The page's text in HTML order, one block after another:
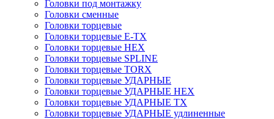
Головки под монтажку
Головки сменные
Головки торцевые
Головки торцевые E-TX
Головки торцевые HEX
Головки торцевые SPLINE
Головки торцевые TORX
Головки торцевые УДАРНЫЕ
Головки торцевые УДАРНЫЕ HEX
Головки торцевые УДАРНЫЕ TX
Головки торцевые УДАРНЫЕ удлиненные